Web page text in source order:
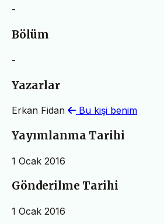
-
Bölüm
-
Yazarlar
Erkan Fidan Bu kişi benim
Yayımlanma Tarihi
1 Ocak 2016
Gönderilme Tarihi
1 Ocak 2016